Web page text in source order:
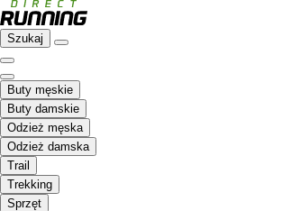
Szukaj
Buty męskie
Buty damskie
Odzież męska
Odzież damska
Trail
Trekking
Sprzęt